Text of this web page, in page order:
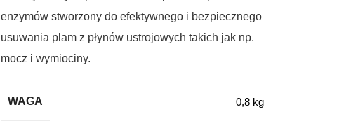
enzymów stworzony do efektywnego i bezpiecznego
usuwania plam z płynów ustrojowych takich jak np.
mocz i wymiociny.
WAGA 0,8 kg